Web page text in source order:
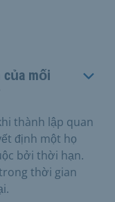
của mối
thành lập quan
định một họ
bởi thời hạn.
thời gian